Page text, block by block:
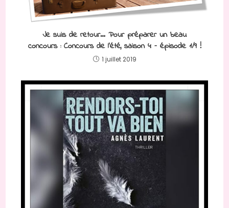
Je suis de retour… Pour préparer un beau
concours : Concours de l’été, saison 4 – épisode 1/9 !
1 juillet 2019